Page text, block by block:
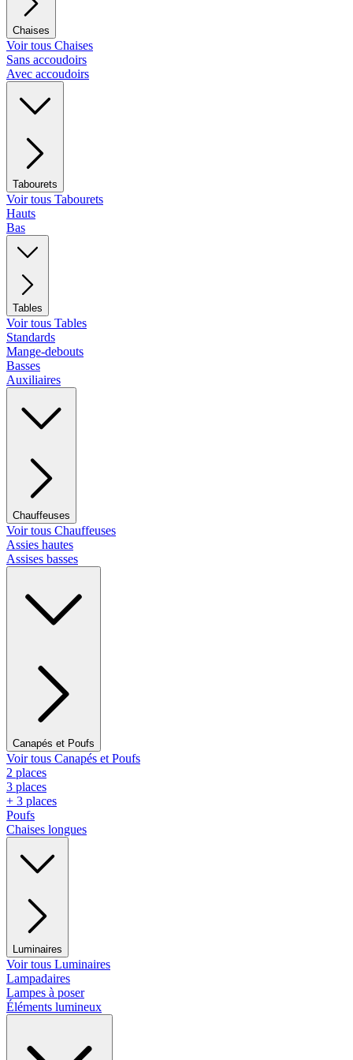
Chaises
Voir tous Chaises
Sans accoudoirs
Avec accoudoirs
Tabourets
Voir tous Tabourets
Hauts
Bas
Tables
Voir tous Tables
Standards
Mange-debouts
Basses
Auxiliaires
Chauffeuses
Voir tous Chauffeuses
Assies hautes
Assises basses
Canapés et Poufs
Voir tous Canapés et Poufs
2 places
3 places
+ 3 places
Poufs
Chaises longues
Luminaires
Voir tous Luminaires
Lampadaires
Lampes à poser
Éléments lumineux